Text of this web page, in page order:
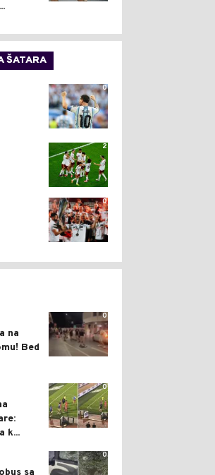
ŠATARA
0
2
0
0
na
Bed
0
k...
0
sa